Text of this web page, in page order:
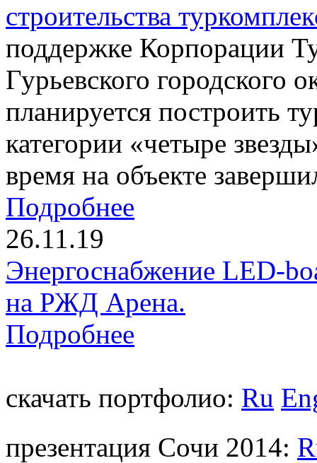
строительства
поддержке Корпорации
Гурьевского городского
планируется построить
категории «четыре
время на объекте
Подробнее
26.11.19
Энергоснабжение LED-
на РЖД Арена.
Подробнее
скачать портфолио: Ru
презентация Сочи 2014: